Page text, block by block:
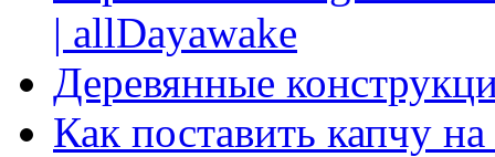
| allDayawake
Деревянные
Как поставить капчу